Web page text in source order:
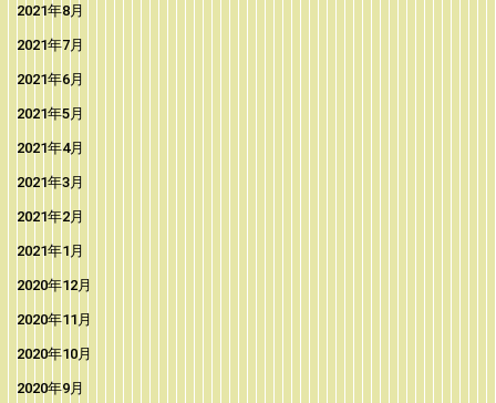
2021年8月
2021年7月
2021年6月
2021年5月
2021年4月
2021年3月
2021年2月
2021年1月
2020年12月
2020年11月
2020年10月
2020年9月